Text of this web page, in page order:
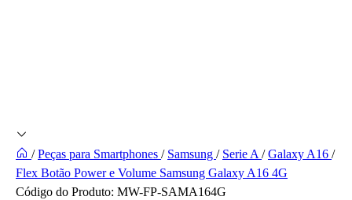
/ Peças para Smartphones / Samsung / Serie A/ Galaxy A16 /
Flex Botão Power e Volume Samsung Galaxy A16 4G
Código do Produto: MW-FP-SAMA164G